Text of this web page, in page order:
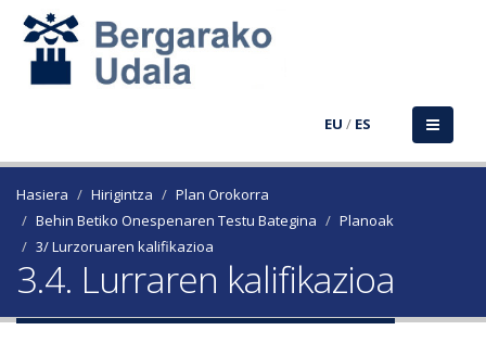
EU / ES
Hasiera Hirigintza
Plan Orokorra
Behin Betiko Onespenaren Testu Bategina
Planoak
3/ Lurzoruaren kalifikazioa
3.4. Lurraren kalifikazioa